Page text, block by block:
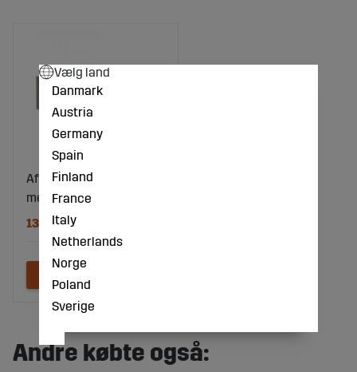
Afskraberkpl. Amazone
med flere. 954658
138 DKK
Andre købte også:
Vælg land
Danmark
Austria
Germany
Spain
Finland
France
Italy
Netherlands
Norge
Poland
Sverige